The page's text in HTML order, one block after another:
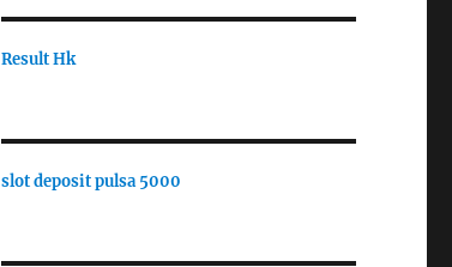
Result Hk
slot deposit pulsa 5000